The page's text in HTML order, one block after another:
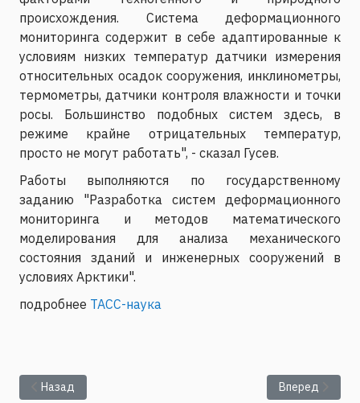
происхождения. Система деформационного
мониторинга содержит в себе адаптированные к
условиям низких температур датчики измерения
относительных осадок сооружения, инклинометры,
термометры, датчики контроля влажности и точки
росы. Большинство подобных систем здесь, в
режиме крайне отрицательных температур,
просто не могут работать", - сказал Гусев.
Работы выполняются по государственному
заданию "Разработка систем деформационного
мониторинга и методов математического
моделирования для анализа механического
состояния зданий и инженерных сооружений в
условиях Арктики".
подробнее ТАСС-наука
Предыдущий: Пермские ученые создали оборудование для
Назад Следующий:
Вперед